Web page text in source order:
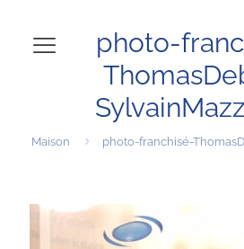
photo-
Maison photo-franchisé-